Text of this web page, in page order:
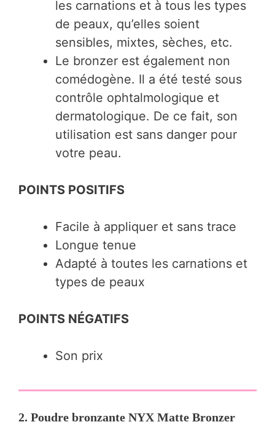
les carnations et à tous les types
de peaux, qu’elles soient
sensibles, mixtes, sèches, etc.
Le bronzer est également non
comédogène. Il a été testé sous
contrôle ophtalmologique et
dermatologique. De ce fait, son
utilisation est sans danger pour
votre peau.
POINTS POSITIFS
Facile à appliquer et sans trace
Longue tenue
Adapté à toutes les carnations et
types de peaux
POINTS NÉGATIFS
Son prix
2. Poudre bronzante NYX Matte Bronzer